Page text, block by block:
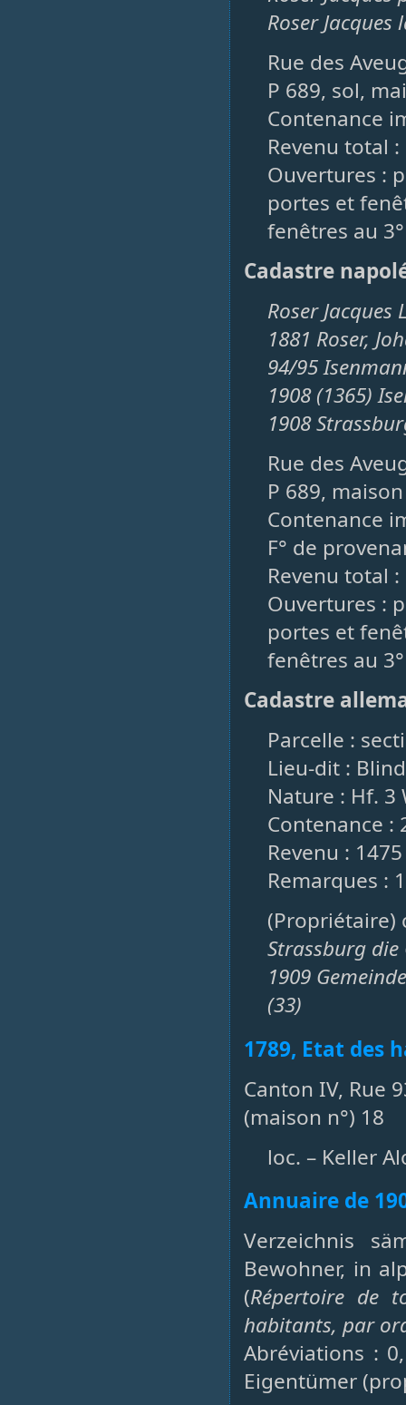
Roser
Rue des
P 689, sol,
Contenance
Revenu total
Ouvertures :
portes et
fenêtres au
Cadastre
Roser Jacques
1881 Roser,
94/95
1908 (1365)
1908
Rue des
P 689,
Contenance
F° de
Revenu total :
Ouvertures :
portes et
fenêtres au
Cadastre
Parcelle :
Lieu-dit :
Nature : Hf. 3
Contenance :
Revenu :
Remarques :
(Propriétaire)
Strassburg die
1909
(33)
1789, Etat des
Canton IV, Rue
(maison n°) 18
loc. – Keller
Annuaire de
Verzeichnis
Bewohner, in
(Répertoire de
habitants, par
Abréviations :
Eigentümer